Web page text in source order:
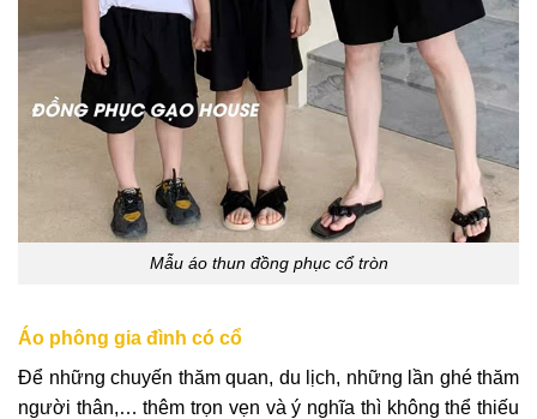
Mẫu áo thun đồng phục cổ tròn
Áo phông gia đình có cổ
Để những chuyến thăm quan, du lịch, những lần ghé thăm
người thân,… thêm trọn vẹn và ý nghĩa thì không thể thiếu